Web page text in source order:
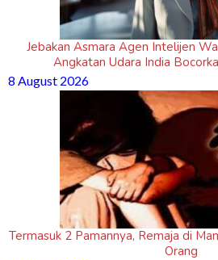
Jebakan Asmara Agen Intelijen
Angkatan Udara India
8 August 2026
Termasuk 2 Pamannya, Remaja di
Orang